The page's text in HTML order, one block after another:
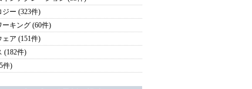
ジー (323件)
ーキング (60件)
ェア (151件)
(182件)
件)